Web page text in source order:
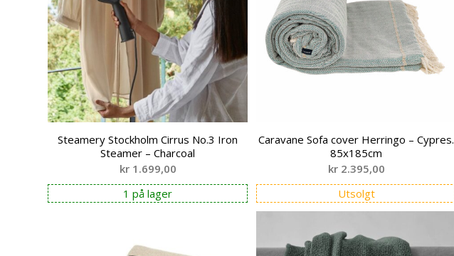
Steamery Stockholm Cirrus No.3 Iron
Steamer – Charcoal
kr1.699,00
1 på lager
Caravane Sofa cover Herringo – Cypres.
85x185cm
kr2.395,00
Utsolgt